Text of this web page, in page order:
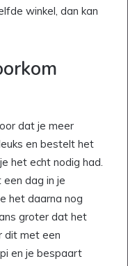
winkel, dan kan
dat je meer
en bestelt het
het echt nodig had.
een dag in je
het daarna nog
groter dat het
dit met een
en je bespaart